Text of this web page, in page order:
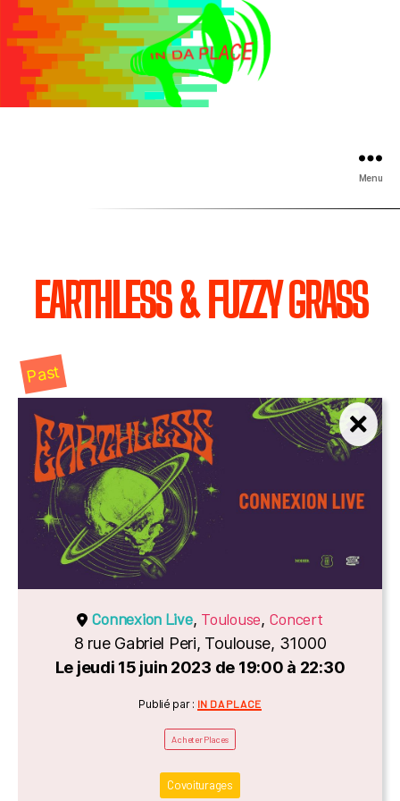
Menu
EARTHLESS & FUZZY GRASS
Past
Connexion Live, Toulouse, Concert
8 rue Gabriel Peri, Toulouse, 31000
Le jeudi 15 juin 2023 de 19:00 à 22:30
Catégories
Publié par : IN DA PLACE
Acheter Places
Covoiturages